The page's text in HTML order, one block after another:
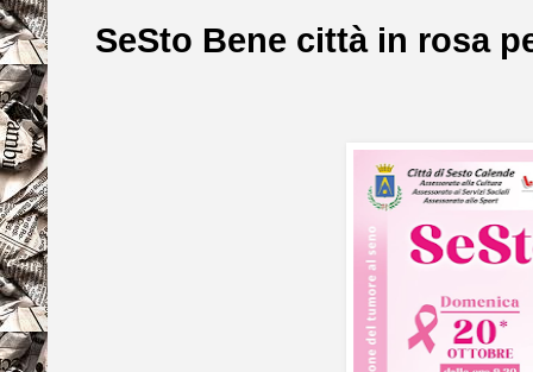
SeSto Bene città in rosa